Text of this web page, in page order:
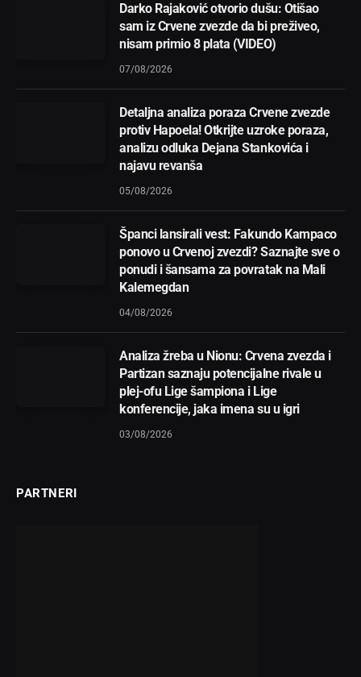
Darko Rajaković otvorio dušu: Otišao
sam iz Crvene zvezde da bi preživeo,
nisam primio 8 plata (VIDEO)
07/08/2026
Detaljna analiza poraza Crvene zvezde
protiv Hapoela! Otkrijte uzroke poraza,
analizu odluka Dejana Stankovića i
najavu revanša
05/08/2026
Španci lansirali vest: Fakundo Kampaco
ponovo u Crvenoj zvezdi? Saznajte sve o
ponudi i šansama za povratak na Mali
Kalemegdan
04/08/2026
Analiza žreba u Nionu: Crvena zvezda i
Partizan saznaju potencijalne rivale u
plej-ofu Lige šampiona i Lige
konferencije, jaka imena su u igri
03/08/2026
PARTNERI